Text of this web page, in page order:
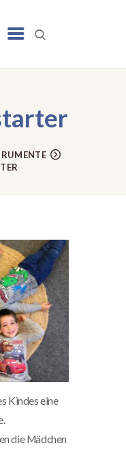
Kindes eine
die Mädchen